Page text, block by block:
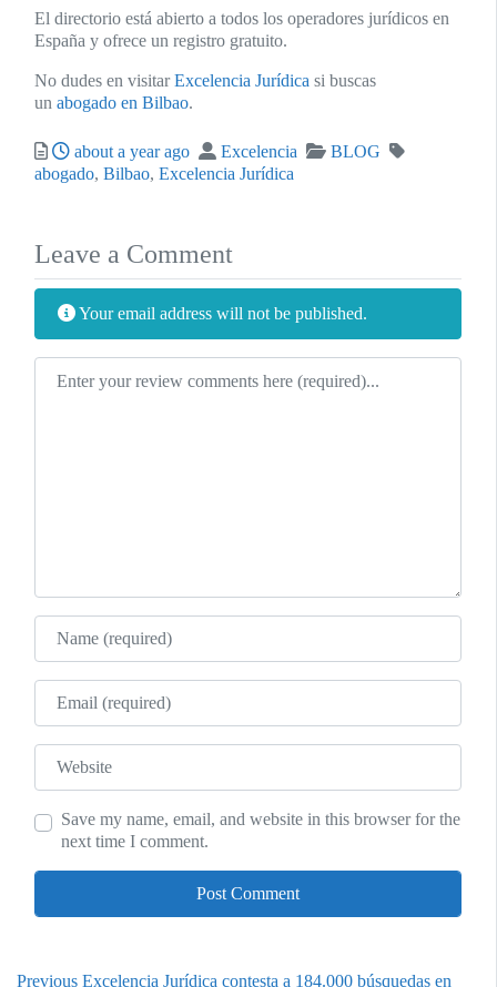
El directorio está abierto a todos los operadores jurídicos en
España y ofrece un registro gratuito.
No dudes en visitarExcelencia Jurídica si buscas
un abogado en Bilbao.
Postedabout a year ago Author
Excelencia Categories
BLOG
Tags
abogado, Bilbao, Excelencia Jurídica
Leave a Comment
Your email address will not be published.
Review text
Name
Email
Website
Save my name, email, and website in this browser for the
next time I comment.
Previous Previous
Excelencia Jurídica contesta a 184.000 búsquedas en